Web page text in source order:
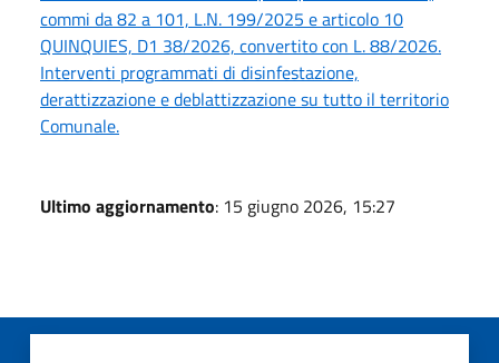
commi da 82 a 101, L.N. 199/2025 e articolo 10
QUINQUIES, D1 38/2026, convertito con L. 88/2026.
Interventi programmati di disinfestazione,
derattizzazione e deblattizzazione su tutto il territorio
Comunale.
Ultimo aggiornamento: 15 giugno 2026, 15:27